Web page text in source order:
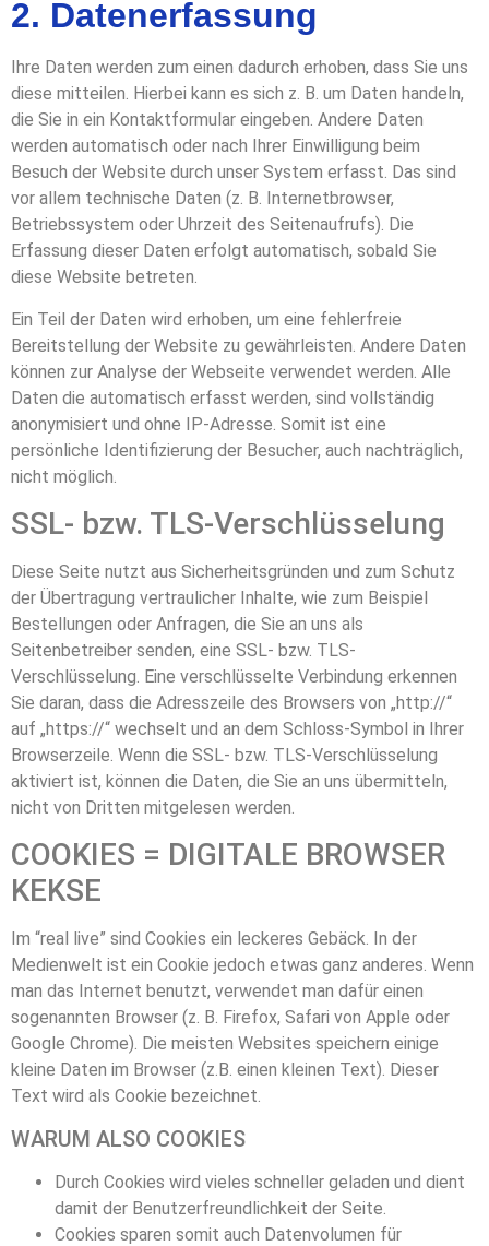
2. Datenerfassung
Ihre Daten werden zum einen dadurch erhoben, dass Sie uns
diese mitteilen. Hierbei kann es sich z. B. um Daten handeln,
die Sie in ein Kontaktformular eingeben. Andere Daten
werden automatisch oder nach Ihrer Einwilligung beim
Besuch der Website durch unser System erfasst. Das sind
vor allem technische Daten (z. B. Internetbrowser,
Betriebssystem oder Uhrzeit des Seitenaufrufs). Die
Erfassung dieser Daten erfolgt automatisch, sobald Sie
diese Website betreten.
Ein Teil der Daten wird erhoben, um eine fehlerfreie
Bereitstellung der Website zu gewährleisten. Andere Daten
können zur Analyse der Webseite verwendet werden. Alle
Daten die automatisch erfasst werden, sind vollständig
anonymisiert und ohne IP-Adresse. Somit ist eine
persönliche Identifizierung der Besucher, auch nachträglich,
nicht möglich.
SSL- bzw. TLS-Verschlüsselung
Diese Seite nutzt aus Sicherheitsgründen und zum Schutz
der Übertragung vertraulicher Inhalte, wie zum Beispiel
Bestellungen oder Anfragen, die Sie an uns als
Seitenbetreiber senden, eine SSL- bzw. TLS-
Verschlüsselung. Eine verschlüsselte Verbindung erkennen
Sie daran, dass die Adresszeile des Browsers von „http://“
auf „https://“ wechselt und an dem Schloss-Symbol in Ihrer
Browserzeile. Wenn die SSL- bzw. TLS-Verschlüsselung
aktiviert ist, können die Daten, die Sie an uns übermitteln,
nicht von Dritten mitgelesen werden.
COOKIES = DIGITALE BROWSER
KEKSE
Im “real live” sind Cookies ein leckeres Gebäck. In der
Medienwelt ist ein Cookie jedoch etwas ganz anderes. Wenn
man das Internet benutzt, verwendet man dafür einen
sogenannten Browser (z. B. Firefox, Safari von Apple oder
Google Chrome). Die meisten Websites speichern einige
kleine Daten im Browser (z.B. einen kleinen Text). Dieser
Text wird als Cookie bezeichnet.
WARUM ALSO COOKIES
Durch Cookies wird vieles schneller geladen und dient
damit der Benutzerfreundlichkeit der Seite.
Cookies sparen somit auch Datenvolumen für